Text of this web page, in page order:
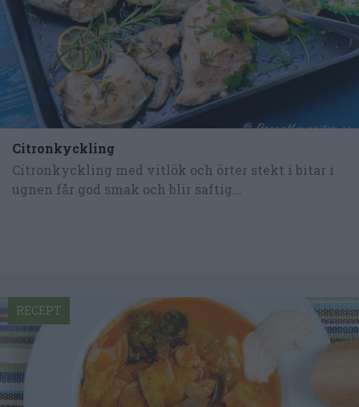
Citronkyckling
Citronkyckling med vitlök och örter stekt i bitar i
ugnen får god smak och blir saftig...
RECEPT